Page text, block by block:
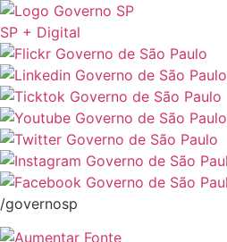
SP + Digital
/governosp